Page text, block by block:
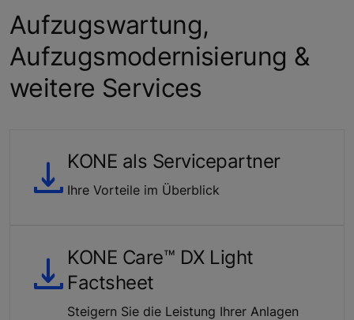
Aufzugswartung,
Aufzugsmodernisierung &
weitere Services
KONE als Servicepartner
Ihre Vorteile im Überblick
KONE Care™ DX Light
Factsheet
Steigern Sie die Leistung Ihrer Anlagen